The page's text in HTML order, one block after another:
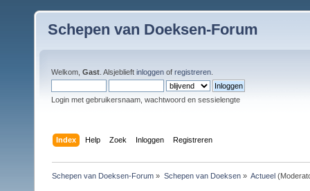
Schepen van Doeksen-Forum
Welkom, Gast . Alsjeblieft inloggen of registreren
Login met gebruikersnaam, wachtwoord en sessielengte
Index Help Zoek Inloggen Registreren
Schepen van Doeksen-Forum » Schepen van Doeksen» Actueel